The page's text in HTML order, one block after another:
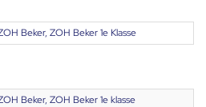
Beker, ZOH Beker 1e Klasse
Beker, ZOH Beker 1e klasse